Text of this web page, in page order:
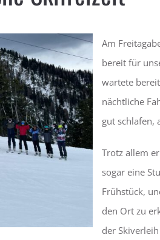
Am
bereit für
wartete
nächtliche
gut schlafen,
Trotz allem
sogar eine
Frühstück,
den Ort zu
der